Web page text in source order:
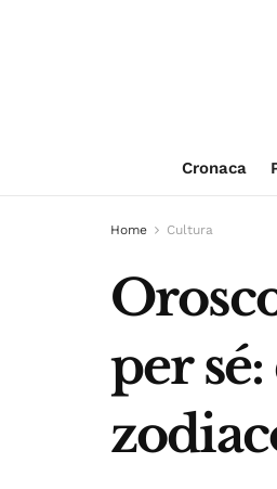
Cronaca
Home Cultura
per